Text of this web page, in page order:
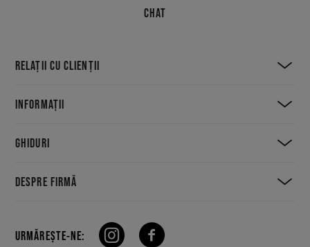
CHAT
RELAȚII CU CLIENȚII
INFORMAȚII
GHIDURI
DESPRE FIRMĂ
URMĂREȘTE-NE: